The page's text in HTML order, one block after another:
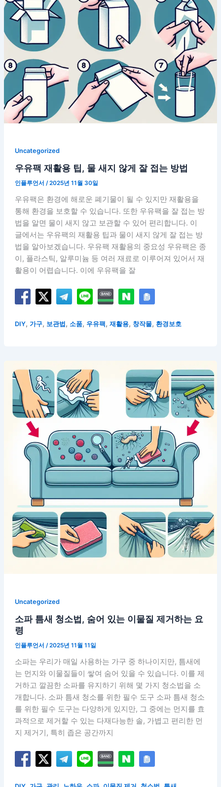
Uncategorized
우유팩 재활용 팁, 물 새지 않게 잘 접는 방법
인플루언서 /2025년 11월 30일
우유팩은 환경에 해로운 폐기물이 될 수 있지만 재활용을
통해 환경을 보호할 수 있습니다. 또한 우유팩을 잘 접는 방
법을 알면 물이 새지 않고 보관할 수 있어 편리합니다. 이
글에서는 우유팩의 재활용 팁과 물이 새지 않게 잘 접는 방
법을 알아보겠습니다. 우유팩 재활용의 중요성 우유팩은 종
이, 플라스틱, 알루미늄 등 여러 재료로 이루어져 있어서 재
활용이 어렵습니다. 이에 우유팩을 잘
DIY, 가구, 보관법 , 소품, 우유팩 , 재활용, 창작물, 환경보호
Uncategorized
소파 틈새 청소법, 숨어 있는 이물질 제거하는 요
령
인플루언서 /2025년 11월 11일
소파는 우리가 매일 사용하는 가구 중 하나이지만, 틈새에
는 먼지와 이물질들이 쌓여 숨어 있을 수 있습니다. 이를 제
거하고 깔끔한 소파를 유지하기 위해 몇 가지 청소법을 소
개합니다. 소파 틈새 청소를 위한 필수 도구 소파 틈새 청소
를 위한 필수 도구는 다양하게 있지만, 그 중에는 먼지를 효
과적으로 제거할 수 있는 다재다능한 솔, 가볍고 편리한 먼
지 제거기, 특히 좁은 공간까지